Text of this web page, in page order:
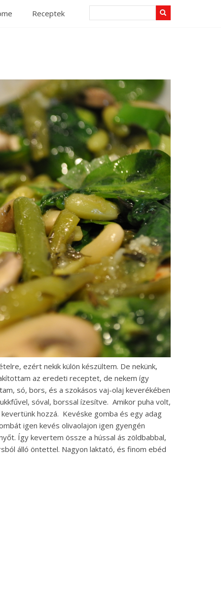
Receptek
ezért nekik külön készültem. De nekünk,
az eredeti receptet, de nekem így
só, bors, és a szokásos vaj-olaj keverékében
sóval, borssal ízesítve. Amikor puha volt,
hozzá. Kevéske gomba és egy adag
igen kevés olivaolajon igen gyengén
Így kevertem össze a hússal ás zöldbabbal,
álló öntettel. Nagyon laktató, és finom ebéd